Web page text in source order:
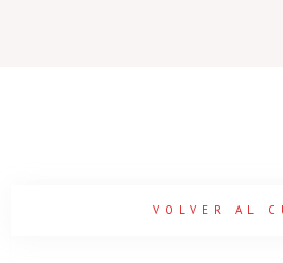
VOLVER AL